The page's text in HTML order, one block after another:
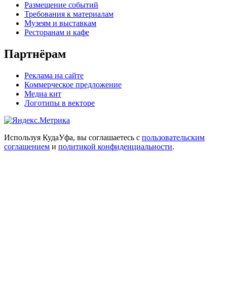
Размещение событий
Требования к материалам
Музеям и выставкам
Ресторанам и кафе
Партнёрам
Реклама на сайте
Коммерческое предложение
Медиа кит
Логотипы в векторе
Используя КудаУфа, вы соглашаетесь с пользовательским
соглашением и политикой конфиденциальности.